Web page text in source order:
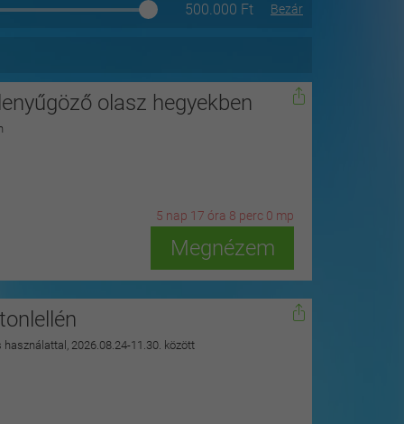
Bezár
500.000 Ft
olasz hegyekben
5n ap17ó ra7p erc58 mp
Megnézem
2026.08.24-11.30. között